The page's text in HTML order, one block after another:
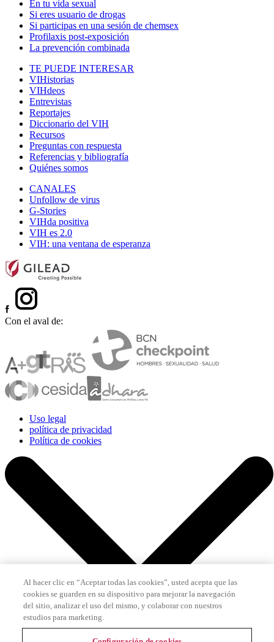
En tu vida sexual
Si eres usuario de drogas
Si participas en una sesión de chemsex
Profilaxis post-exposición
La prevención combinada
TE PUEDE INTERESAR
VIHistorias
VIHdeos
Entrevistas
Reportajes
Diccionario del VIH
Recursos
Preguntas con respuesta
Referencias y bibliografía
Quiénes somos
CANALES
Unfollow de virus
G-Stories
VIHda positiva
VIH es 2.0
VIH: una ventana de esperanza
Con el aval de:
Uso legal
política de privacidad
Política de cookies
Al hacer clic en “Aceptar todas las cookies”, usted acepta que las
cookies se guarden en su dispositivo para mejorar la navegación
del sitio, analizar el uso del mismo, y colaborar con nuestros
estudios para marketing.